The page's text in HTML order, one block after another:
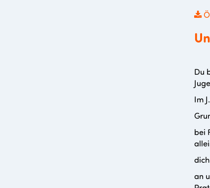
Du
Im
bei
an